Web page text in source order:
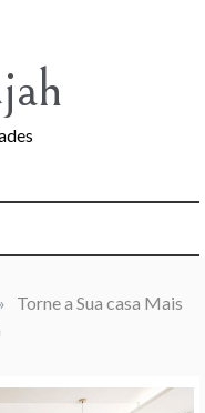
Torne a Sua casa Mais